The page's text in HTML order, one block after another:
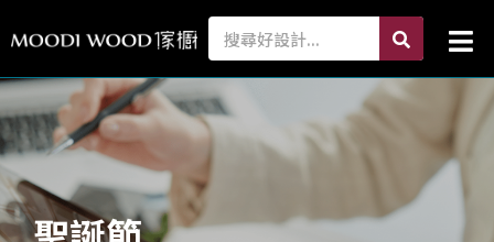
至
要
內
容
Search search